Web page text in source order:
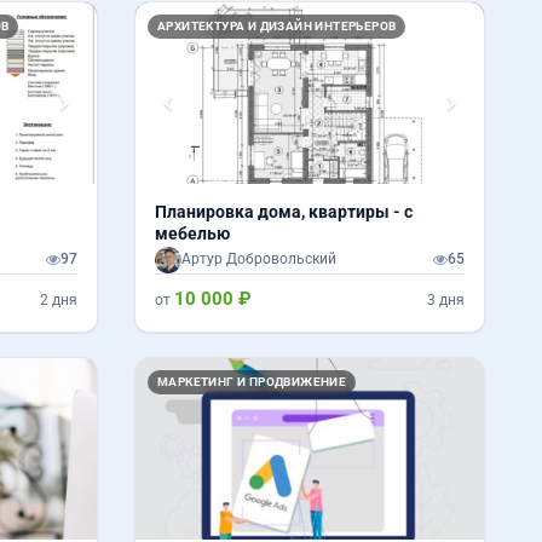
Вперед
97
2 дня
АРХИТЕКТУРА И ДИЗАЙН ИНТЕРЬЕРОВ
Назад Вперед
Планировка дома, квартиры - с
мебелью
Артур Добровольский 65
от 10 000 ₽ 3 дня
МАРКЕТИНГ И ПРОДВИЖЕНИЕ